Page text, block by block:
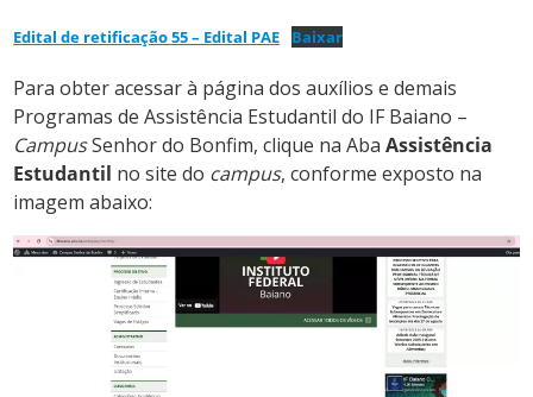
Edital de retificação 55 – Edital PAE Baixar
Para obter acessar à página dos auxílios e demais
Programas de Assistência Estudantil do IF Baiano –
CampusSenhor do Bonfim, clique na Aba Assistência
Estudantil no site do campus, conforme exposto na
imagem abaixo: